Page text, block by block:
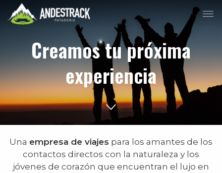
Creamos tu próxima
experiencia
Una empresa de viajes para los amantes de los
contactos directos con la naturaleza y los
jóvenes de corazón que encuentran el lujo en